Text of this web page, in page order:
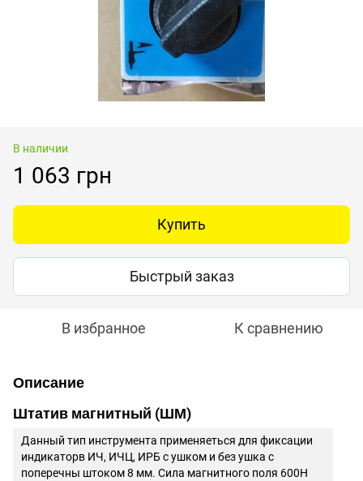
В наличии
1 063 грн
Купить
Быстрый заказ
В избранное К сравнению
Описание
Штатив магнитный (ШМ)
Данный тип инструмента применяеться для фиксации
индикаторв ИЧ, ИЧЦ, ИРБ с ушком и без ушка с
поперечны штоком 8 мм. Сила магнитного поля 600Н